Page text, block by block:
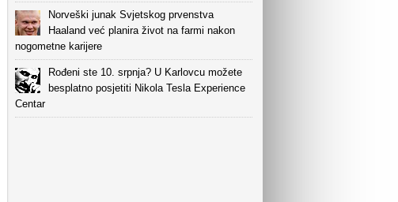
Norveški junak Svjetskog prvenstva
Haaland već planira život na farmi nakon
nogometne karijere
Rođeni ste 10. srpnja? U Karlovcu možete
besplatno posjetiti Nikola Tesla Experience
Centar